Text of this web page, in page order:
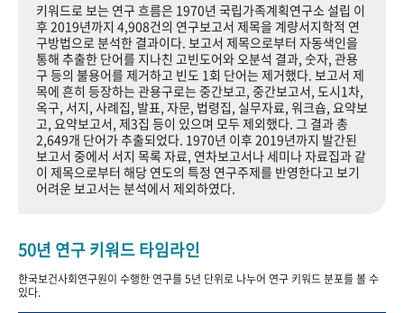
기록물 아카이브
사진 아카이브 문서 기록물 행정박물 영상 기록물
+1주년 기념
성과 50선 숫자로 보는 50년 50+1주년 광장
세계와 함께 한 KIHASA
VR 역사관
키워드로 보는 연구 흐름은 1970년 국립가족계획연구소 설립 이
후 2019년까지 4,908건의 연구보고서 제목을 계량서지학적 연
구방법으로 분석한 결과이다. 보고서 제목으로부터 자동색인을
통해 추출한 단어를 지나친 고빈도어와 오분석 결과, 숫자, 관용
구 등의 불용어를 제거하고 빈도 1회 단어는 제거했다. 보고서 제
목에 흔히 등장하는 관용구로는 중간보고, 중간보고서, 도시1차,
옥구, 서지, 사례집, 발표, 자문, 법령집, 실무자료, 워크숍, 요약보
고, 요약보고서, 제3집 등이 있으며 모두 제외했다. 그 결과 총
2,649개 단어가 추출되었다. 1970년 이후 2019년까지 발간된
보고서 중에서 서지 목록 자료, 연차보고서나 세미나 자료집과 같
이 제목으로부터 해당 연도의 특정 연구주제를 반영한다고 보기
어려운 보고서는 분석에서 제외하였다.
50년 연구 키워드 타임라인
한국보건사회연구원이 수행한 연구를 5년 단위로 나누어 연구 키워드 분포를 볼 수
있다.